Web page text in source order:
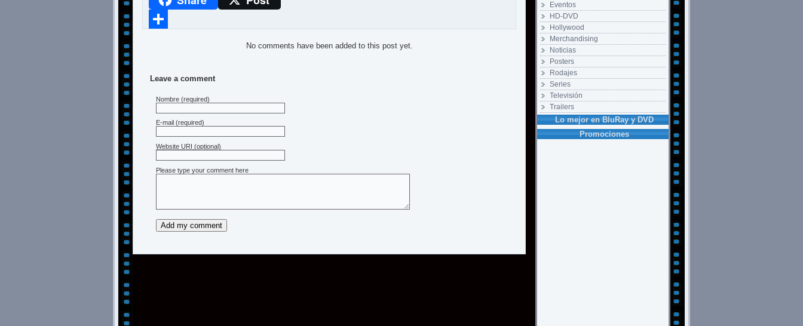
Eventos
HD-DVD
Hollywood
Merchandising
Noticias
Posters
Rodajes
Series
Televisión
Trailers
Lo mejor en BluRay y DVD
Promociones
No comments have been added to this post yet.
Leave a comment
Nombre (required)
E-mail (required)
Website URI (optional)
Please type your comment here